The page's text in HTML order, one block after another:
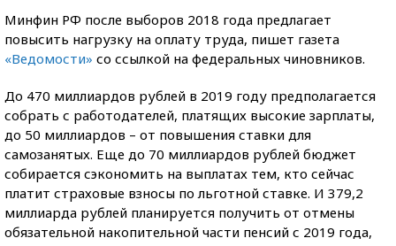
Минфин РФ после выборов 2018 года предлагает
повысить нагрузку на оплату труда, пишет газета
«Ведомости» со ссылкой на федеральных чиновников.
До 470 миллиардов рублей в 2019 году предполагается
собрать с работодателей, платящих высокие зарплаты,
до 50 миллиардов – от повышения ставки для
самозанятых. Еще до 70 миллиардов рублей бюджет
собирается сэкономить на выплатах тем, кто сейчас
платит страховые взносы по льготной ставке. И 379,2
миллиарда рублей планируется получить от отмены
обязательной накопительной части пенсий с 2019 года,